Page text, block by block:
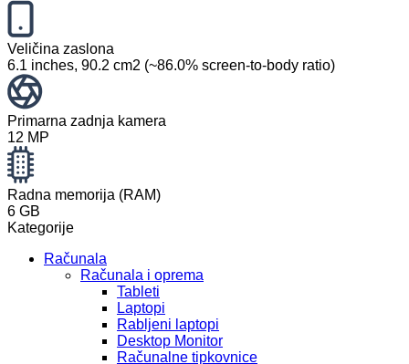
Veličina zaslona
6.1 inches, 90.2 cm2 (~86.0% screen-to-body ratio)
Primarna zadnja kamera
12 MP
Radna memorija (RAM)
6 GB
Kategorije
Računala
Računala i oprema
Tableti
Laptopi
Rabljeni laptopi
Desktop Monitor
Računalne tipkovnice